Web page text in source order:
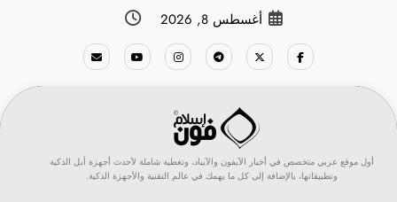
أغسطس 8, 2026
أول موقع عربي متخصص في أخبار الآيفون والآيباد، وتغطية شاملة لأحدث أجهزة أبل الذكية
وتطبيقاتها، بالإضافة إلى كل ما يهمك في عالم التقنية والأجهزة الذكية.